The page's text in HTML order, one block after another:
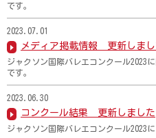
です。
2023.07.01
メディア掲載情報 更新しまし
ジャクソン国際バレエコンクール2023
です。
2023.06.30
コンクール結果 更新しました
ジャクソン国際バレエコンクール2023